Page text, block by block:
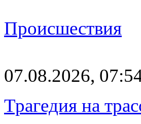
Происшествия
07.08.2026,
Трагедия на